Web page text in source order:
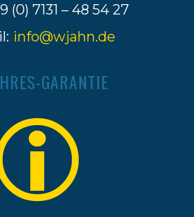
(0) 7131 – 48 54 27
info@wjahn.de
GARANTIE